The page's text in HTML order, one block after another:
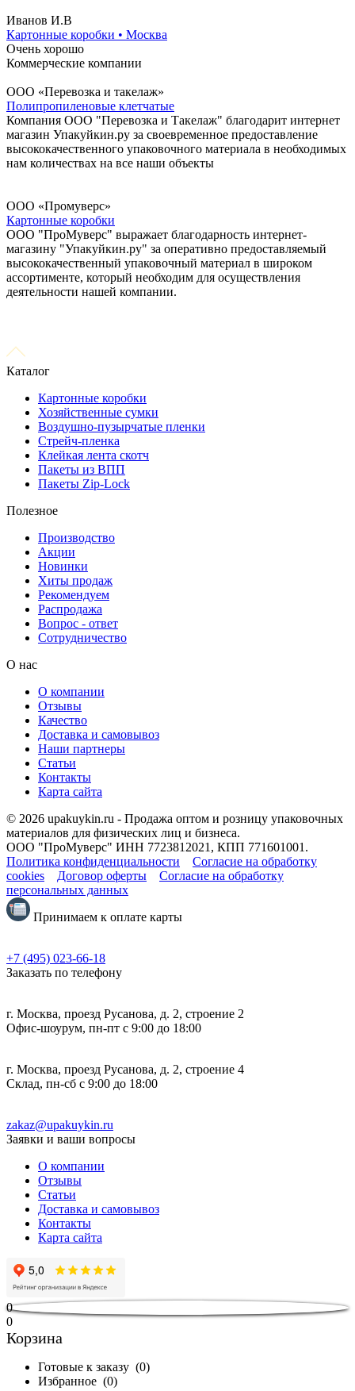
Иванов И.В
Картонные коробки • Москва
Очень хорошо
Коммерческие компании
ООО «Перевозка и такелаж»
Полипропиленовые клетчатые
Компания ООО "Перевозка и Такелаж" благодарит интернет
магазин Упакуйкин.ру за своевременное предоставление
высококачественного упаковочного материала в необходимых
нам количествах на все наши объекты
ООО «Промуверс»
Картонные коробки
ООО "ПроМуверс" выражает благодарность интернет-
магазину "Упакуйкин.ру" за оперативно предоставляемый
высококачественный упаковочный материал в широком
ассортименте, который необходим для осуществления
деятельности нашей компании.
Каталог
Картонные коробки
Хозяйственные сумки
Воздушно-пузырчатые пленки
Стрейч-пленка
Клейкая лента скотч
Пакеты из ВПП
Пакеты Zip-Lock
Полезное
Производство
Акции
Новинки
Хиты продаж
Рекомендуем
Распродажа
Вопрос - ответ
Сотрудничество
О нас
О компании
Отзывы
Качество
Доставка и самовывоз
Наши партнеры
Статьи
Контакты
Карта сайта
© 2026 upakuykin.ru - Продажа оптом и розницу упаковочных
материалов для физических лиц и бизнеса.
ООО "ПроМуверс" ИНН 7723812021, КПП 771601001.
Политика конфиденциальности
Согласие на обработку
cookies
Договор оферты
Согласие на обработку
персональных данных
Принимаем к оплате карты
+7 (495) 023-66-18
Заказать по телефону
г. Москва, проезд Русанова, д. 2, строение 2
Офис-шоурум, пн-пт с 9:00 до 18:00
г. Москва, проезд Русанова, д. 2, строение 4
Склад, пн-сб с 9:00 до 18:00
zakaz@upakuykin.ru
Заявки и ваши вопросы
О компании
Отзывы
Статьи
Доставка и самовывоз
Контакты
Карта сайта
0
0
Корзина
Готовые к заказу (0)
Избранное (0)